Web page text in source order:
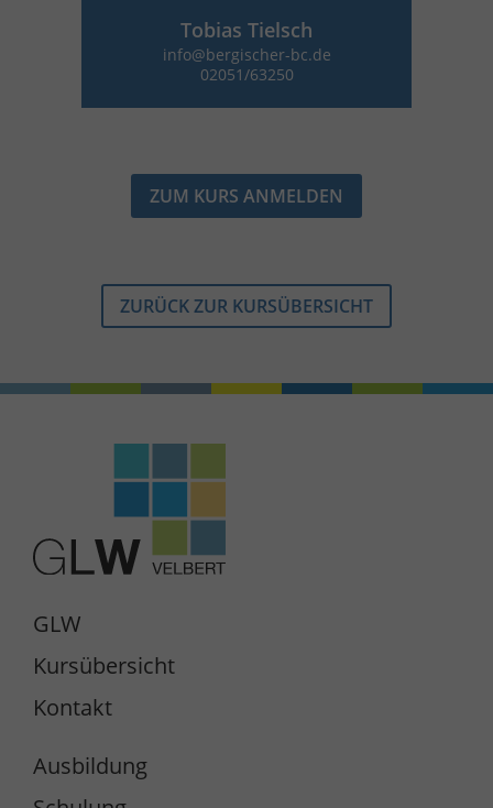
Tobias Tielsch
info@bergischer-bc.de
02051/63250
ZUM KURS ANMELDEN
ZURÜCK ZUR KURSÜBERSICHT
GLW
Kursübersicht
Kontakt
Ausbildung